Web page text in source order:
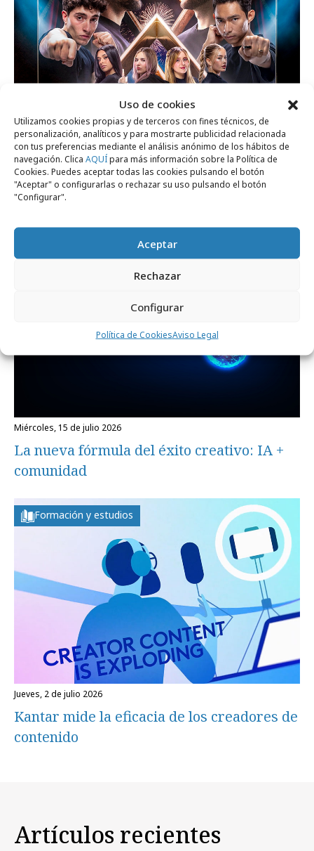
Uso de cookies
Utilizamos cookies propias y de terceros con fines técnicos, de
personalización, analíticos y para mostrarte publicidad relacionada
con tus preferencias mediante el análisis anónimo de los hábitos de
navegación. Clica AQUÍpara más información sobre la Política de
Cookies. Puedes aceptar todas las cookies pulsando el botón
"Aceptar" o configurarlas o rechazar su uso pulsando el botón
"Configurar".
Aceptar
Rechazar
Configurar
Política de CookiesAviso Legal
viernes, 24 de julio 2026
La Velada del Año VI da el salto a TikTok
LIVE
Formación y estudios
miércoles, 15 de julio 2026
La nueva fórmula del éxito creativo: IA +
comunidad
Formación y estudios
jueves, 2 de julio 2026
Kantar mide la eficacia de los creadores de
contenido
Artículos recientes